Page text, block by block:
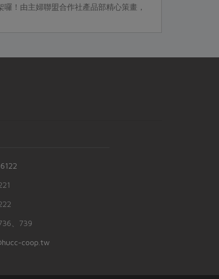
囉！由主婦聯盟合作社產品部精心策畫，
氛圍，澎湃的品項讓站所化身成充滿人情
、739
coop.tw